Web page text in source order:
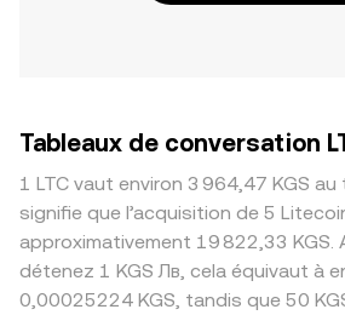
Tableaux de conversation
1 LTC vaut environ 3 964,47 KGS
signifie que l’acquisition de 5
approximativement 19 822,33 KGS.
détenez 1 KGS Лв, cela équivaut à
0,00025224 KGS, tandis que 50